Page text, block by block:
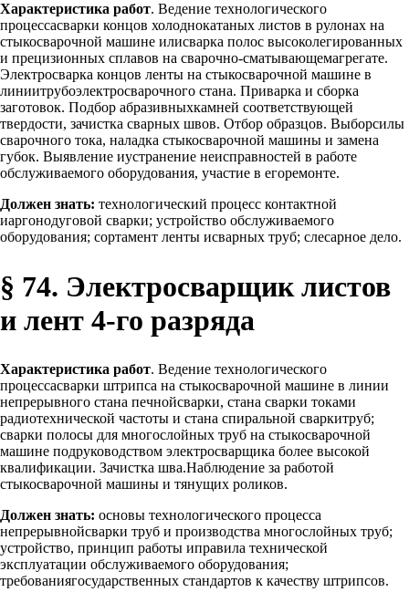
Характеристика работ. Ведение технологического
процессасварки концов холоднокатаных листов в рулонах на
стыкосварочной машине илисварка полос высоколегированных
и прецизионных сплавов на сварочно-сматывающемагрегате.
Электросварка концов ленты на стыкосварочной машине в
линиитрубоэлектросварочного стана. Приварка и сборка
заготовок. Подбор абразивныхкамней соответствующей
твердости, зачистка сварных швов. Отбор образцов. Выборсилы
сварочного тока, наладка стыкосварочной машины и замена
губок. Выявление иустранение неисправностей в работе
обслуживаемого оборудования, участие в егоремонте.
Должен знать: технологический процесс контактной
иаргонодуговой сварки; устройство обслуживаемого
оборудования; сортамент ленты исварных труб; слесарное дело.
§ 74. Электросварщик листов
и лент 4-го разряда
Характеристика работ. Ведение технологического
процессасварки штрипса на стыкосварочной машине в линии
непрерывного стана печнойсварки, стана сварки токами
радиотехнической частоты и стана спиральной сваркитруб;
сварки полосы для многослойных труб на стыкосварочной
машине подруководством электросварщика более высокой
квалификации. Зачистка шва.Наблюдение за работой
стыкосварочной машины и тянущих роликов.
Должен знать: основы технологического процесса
непрерывнойсварки труб и производства многослойных труб;
устройство, принцип работы иправила технической
эксплуатации обслуживаемого оборудования;
требованиягосударственных стандартов к качеству штрипсов.